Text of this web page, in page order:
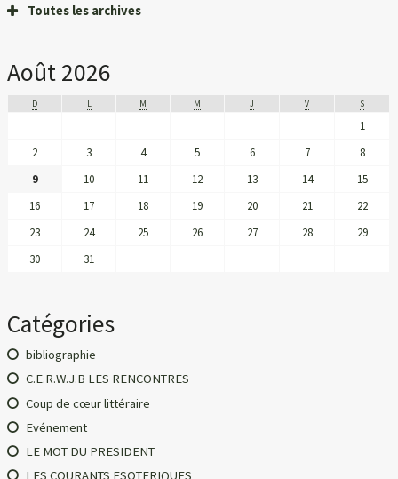
Toutes les archives
Août 2026
D L M M J V S
1
2
3 4 5 6 7
8
9
10 11 12 13 14
15
16
17 18 19 20 21
22
23
24 25 26 27 28
29
30
31
Catégories
bibliographie
C.E.R.W.J.B LES RENCONTRES
Coup de cœur littéraire
Evénement
LE MOT DU PRESIDENT
LES COURANTS ESOTERIQUES